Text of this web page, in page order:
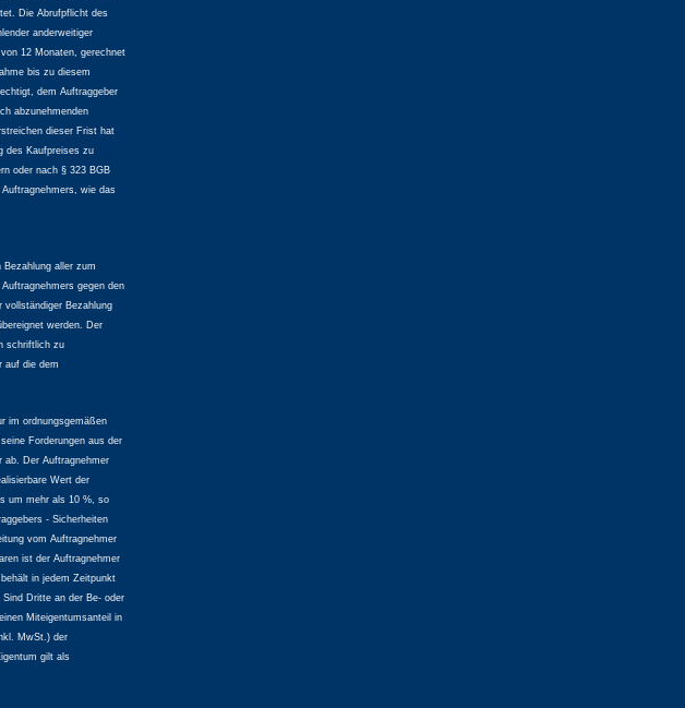
Die Abrufpflicht des
anderweitiger
12 Monaten, gerechnet
bis zu diesem
dem Auftraggeber
abzunehmenden
dieser Frist hat
des Kaufpreises zu
oder nach § 323 BGB
wie das
aller zum
gegen den
vollständiger Bezahlung
werden. Der
schriftlich zu
auf die dem
im ordnungsgemäßen
Forderungen aus der
ab. Der Auftragnehmer
Wert der
um mehr als 10 %, so
- Sicherheiten
vom Auftragnehmer
ist der Auftragnehmer
in jedem Zeitpunkt
Dritte an der Be- oder
Miteigentumsanteil in
MwSt.) der
gilt als